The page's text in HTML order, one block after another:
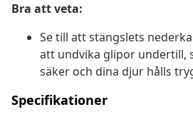
Bra att veta:
Se till att stängslets
att undvika glipor undertill,
säker och dina djur hålls
Specifikationer